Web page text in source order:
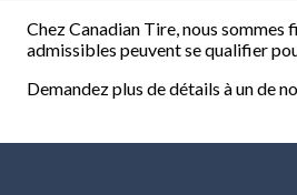
Chez Canadian Tire, nous
admissibles peuvent se qualifier
Demandez plus de détails à un de